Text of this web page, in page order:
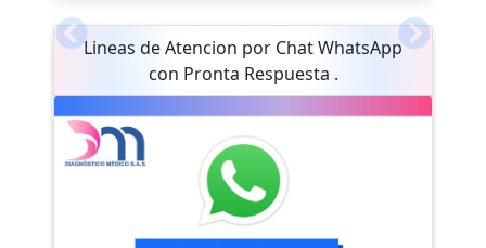
Lineas de Atencion por Chat WhatsApp
con Pronta Respuesta .
Previous Next